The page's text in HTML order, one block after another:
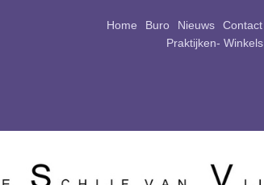
Home Buro Nieuws Contact
Praktijken- Winkels